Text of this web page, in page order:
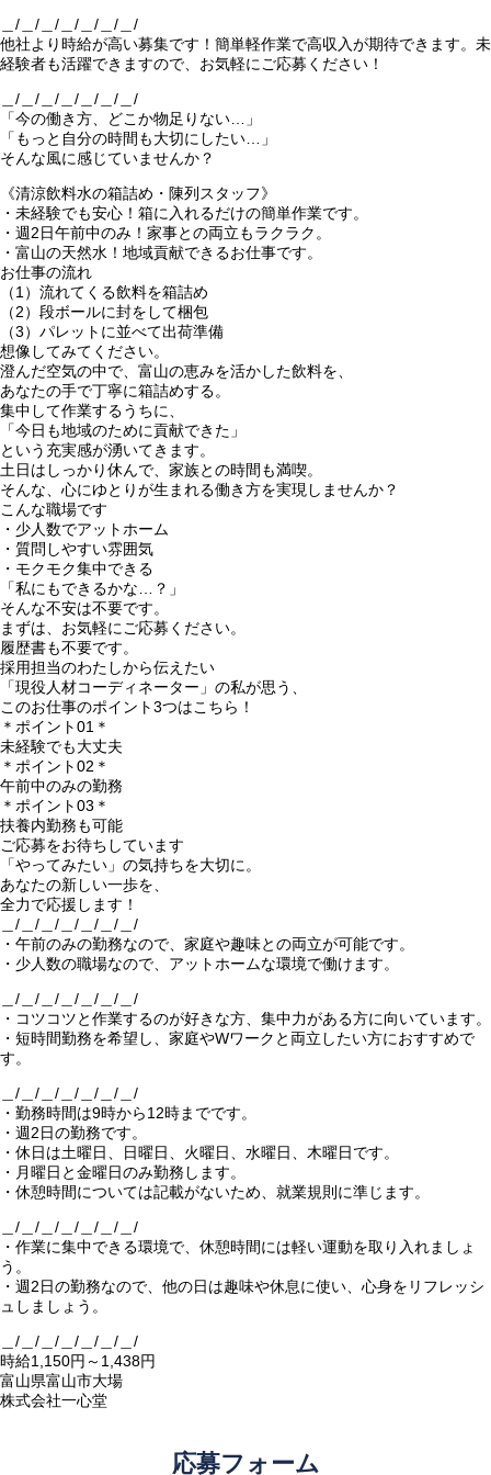
＿/＿/＿/＿/＿/＿/＿/
他社より時給が高い募集です！簡単軽作業で高収入が期待できます。未
経験者も活躍できますので、お気軽にご応募ください！
＿/＿/＿/＿/＿/＿/＿/
「今の働き方、どこか物足りない…」
「もっと自分の時間も大切にしたい…」
そんな風に感じていませんか？
《清涼飲料水の箱詰め・陳列スタッフ》
・未経験でも安心！箱に入れるだけの簡単作業です。
・週2日午前中のみ！家事との両立もラクラク。
・富山の天然水！地域貢献できるお仕事です。
お仕事の流れ
（1）流れてくる飲料を箱詰め
（2）段ボールに封をして梱包
（3）パレットに並べて出荷準備
想像してみてください。
澄んだ空気の中で、富山の恵みを活かした飲料を、
あなたの手で丁寧に箱詰めする。
集中して作業するうちに、
「今日も地域のために貢献できた」
という充実感が湧いてきます。
土日はしっかり休んで、家族との時間も満喫。
そんな、心にゆとりが生まれる働き方を実現しませんか？
こんな職場です
・少人数でアットホーム
・質問しやすい雰囲気
・モクモク集中できる
「私にもできるかな…？」
そんな不安は不要です。
まずは、お気軽にご応募ください。
履歴書も不要です。
採用担当のわたしから伝えたい
「現役人材コーディネーター」の私が思う、
このお仕事のポイント3つはこちら！
＊ポイント01＊
未経験でも大丈夫
＊ポイント02＊
午前中のみの勤務
＊ポイント03＊
扶養内勤務も可能
ご応募をお待ちしています
「やってみたい」の気持ちを大切に。
あなたの新しい一歩を、
全力で応援します！
＿/＿/＿/＿/＿/＿/＿/
・午前のみの勤務なので、家庭や趣味との両立が可能です。
・少人数の職場なので、アットホームな環境で働けます。
＿/＿/＿/＿/＿/＿/＿/
・コツコツと作業するのが好きな方、集中力がある方に向いています。
・短時間勤務を希望し、家庭やWワークと両立したい方におすすめで
す。
＿/＿/＿/＿/＿/＿/＿/
・勤務時間は9時から12時までです。
・週2日の勤務です。
・休日は土曜日、日曜日、火曜日、水曜日、木曜日です。
・月曜日と金曜日のみ勤務します。
・休憩時間については記載がないため、就業規則に準じます。
＿/＿/＿/＿/＿/＿/＿/
・作業に集中できる環境で、休憩時間には軽い運動を取り入れましょ
う。
・週2日の勤務なので、他の日は趣味や休息に使い、心身をリフレッシ
ュしましょう。
＿/＿/＿/＿/＿/＿/＿/
時給1,150円～1,438円
富山県富山市大場
株式会社一心堂
応募フォーム